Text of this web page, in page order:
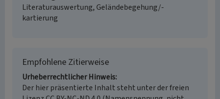
Literaturauswertung, Geländebegehung/-
kartierung
Empfohlene Zitierweise
Urheberrechtlicher Hinweis
Der hier präsentierte Inhalt steht unter der freien